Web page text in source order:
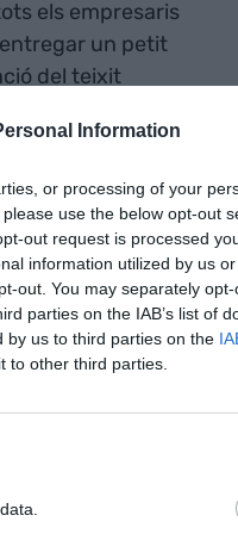
Information
or processing of your
use the below opt-out
out request is processed
information utilized by us
out. You may separately
parties on the IAB’s list of
by us to third parties on the
to other third parties.
els empresaris
un petit
del teixit
entre sindicats i
econòmic i la
principals
dies s'han
terreny.